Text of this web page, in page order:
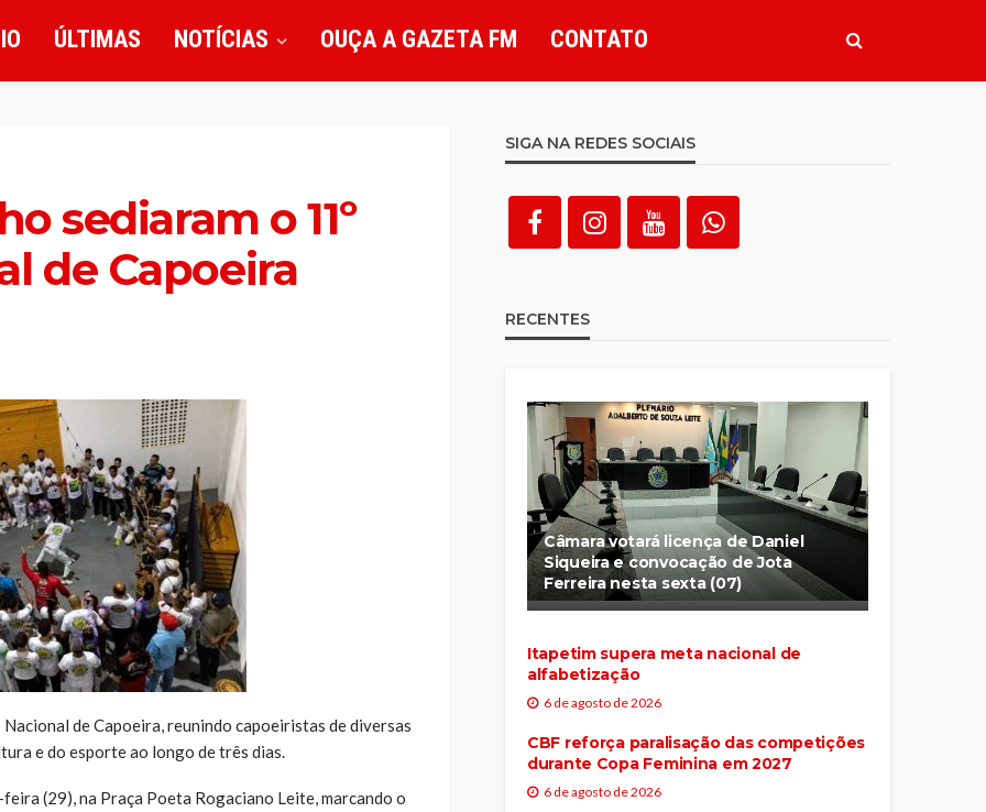
ÚLTIMAS NOTÍCIAS OUÇA A GAZETA FM CONTATO
sediaram o 11º
de Capoeira
de Capoeira, reunindo capoeiristas de diversas
e do esporte ao longo de três dias.
(29), na Praça Poeta Rogaciano Leite, marcando o
SIGA NA REDES SOCIAIS
RECENTES
Câmara votará licença de Daniel
Siqueira e convocação de Jota
Ferreira nesta sexta (07)
Itapetim supera meta nacional de
alfabetização
6 de agosto de 2026
CBF reforça paralisação das competições
durante Copa Feminina em 2027
6 de agosto de 2026